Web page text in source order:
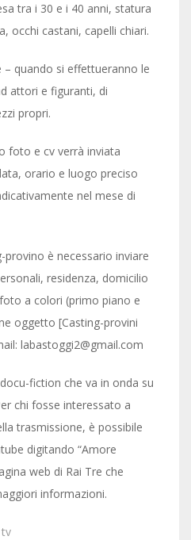
tra i 30 e i 40 anni, statura
occhi castani, capelli chiari.
– quando si effettueranno le
attori e figuranti, di
propri.
foto e cv verrà inviata
orario e luogo preciso
nel mese di
provino è necessario inviare
residenza, domicilio
a colori (primo piano e
oggetto [Casting-provini
labastoggi2@gmail.com
fiction che va in onda su
chi fosse interessato a
trasmissione, è possibile
digitando “Amore
web di Rai Tre che
informazioni.
tv